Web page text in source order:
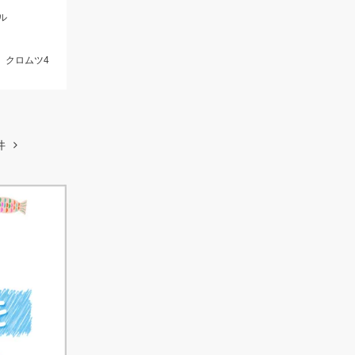
クロムツ4